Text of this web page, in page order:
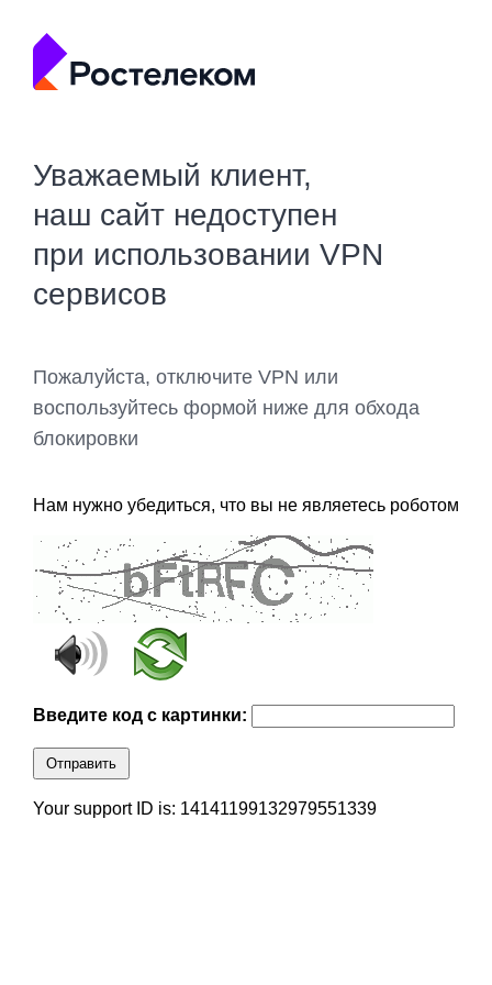
Уважаемый клиент,
наш сайт недоступен
при использовании VPN
сервисов
Пожалуйста, отключите VPN или
воспользуйтесь формой ниже для обхода
блокировки
Нам нужно убедиться, что вы не являетесь роботом
Введите код с картинки:
Отправить
Your support ID is: 14141199132979551339